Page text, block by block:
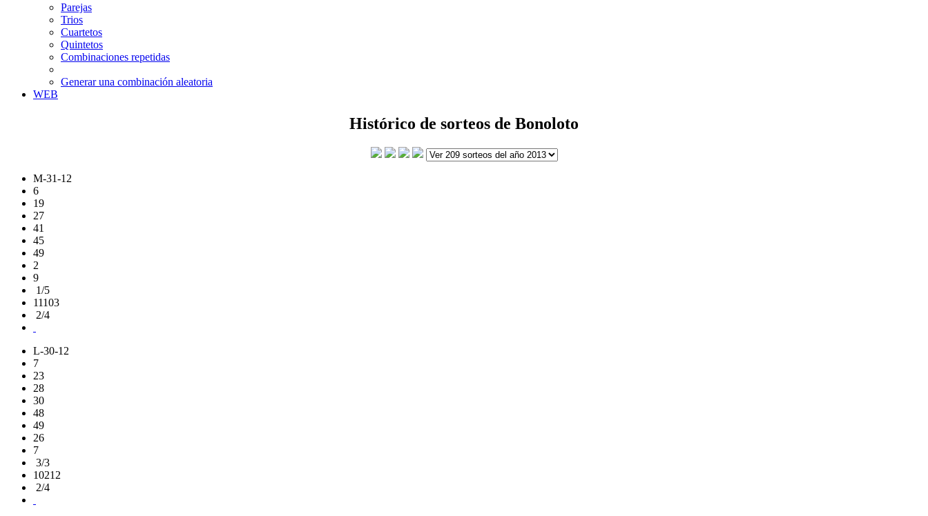
Parejas
Trios
Cuartetos
Quintetos
Combinaciones repetidas
Generar una combinación aleatoria
WEB
Histórico de sorteos de Bonoloto
M-31-12
6
19
27
41
45
49
2
9
1/5
11103
2/4
L-30-12
7
23
28
30
48
49
26
7
3/3
10212
2/4